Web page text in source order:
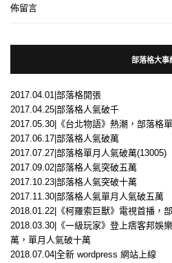
佈留言
部落格大事
2017.04.01|部落格開張
2017.04.25|部落格人氣破千
2017.05.30|《台北物語》熱潮，部落格
2017.06.17|部落格人氣破萬
2017.07.27|部落格單月人氣破萬(13005)
2017.09.02|部落格人氣突破五萬
2017.10.23|部落格人氣突破十萬
2017.11.30|部落格人氣單月人氣破五萬
2018.01.22|《柯羅索巨獸》電視首播，
2018.03.30|《一級玩家》登上痞客邦娛
萬，單月人氣破十萬
2018.07.04|全新 wordpress 網站上線